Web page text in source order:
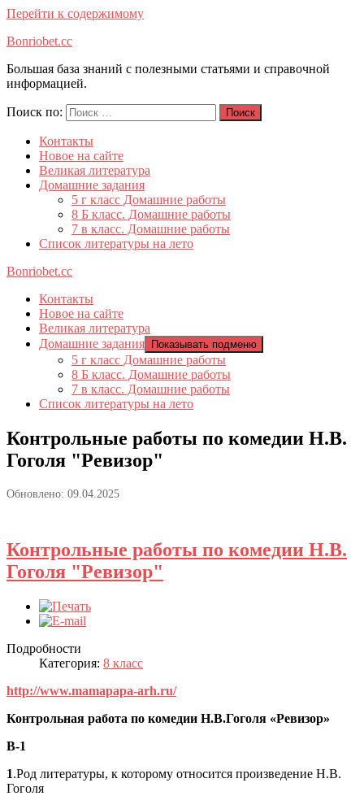
Перейти к содержимому
Bonriobet.cc
Большая база знаний с полезными статьями и справочной
информацией.
Поиск по: Поиск
Контакты
Новое на сайте
Великая литература
Домашние задания
5 г класс Домашние работы
8 Б класс. Домашние работы
7 в класс. Домашние работы
Список литературы на лето
Bonriobet.cc
Контакты
Новое на сайте
Великая литература
Домашние задания
Показывать подменю
5 г класс Домашние работы
8 Б класс. Домашние работы
7 в класс. Домашние работы
Список литературы на лето
Контрольные работы по комедии Н.В.
Гоголя "Ревизор"
Обновлено: 09.04.2025
Контрольные работы по комедии Н.В.
Гоголя "Ревизор"
Подробности
Категория: 8 класс
http://www.mamapapa-arh.ru/
Контрольная работа по комедии Н.В.Гоголя «Ревизор»
В-1
1.Род литературы, к которому относится произведение Н.В.
Гоголя